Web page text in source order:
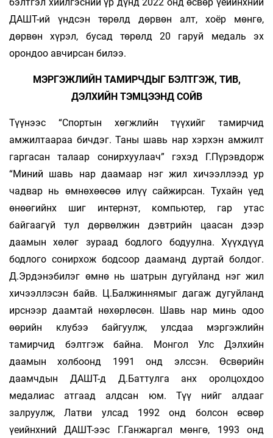
ДАШТ-ий үндсэн төрөлд дөрвөн алт, хоёр мөнгө,
дөрвөн хүрэл, бусад төрөлд 20 гаруй медаль эх
орондоо авчирсан билээ.
МЭРГЭЖЛИЙН ТАМИРЧДЫГ БЭЛТГЭЖ, ТИВ,
ДЭЛХИЙН ТЭМЦЭЭНД СОЙВ
Түүнээс “Спортын хөгжлийн түүхийг тамирчид
амжилтаараа бичдэг. Таны шавь нар хэрхэн амжилт
гаргасан талаар сонирхуулаач” гэхэд Г.Пүрэвдорж
“Миний шавь нар даамаар нэг жил хичээллээд ур
чадвар нь өмнөхөөсөө илүү сайжирсан. Тухайн үед
өнөөгийнх шиг интернэт, компьютер, гар утас
байгаагүй тул дөрвөлжин дэвтрийн цаасан дээр
даамын хөлөг зураад бодлого бодуулна. Хүүхдүүд
бодлого сонирхож бодсоор дааманд дуртай болдог.
Д.Эрдэнэбилэг өмнө нь шатрын дугуйланд нэг жил
хичээллэсэн байв. Ц.Балжиннямыг дагаж дугуйланд
ирснээр даамтай нөхөрлөсөн. Шавь нар минь одоо
өөрийн клубээ байгуулж, улсдаа мэргэжлийн
тамирчид бэлтгэж байна. Монгол Улс Дэлхийн
даамын холбоонд 1991 онд элссэн. Өсвөрийн
даамчдын ДАШТ-д Д.Баттулга анх орол­цохдоо
медалиас атгаад алдсан юм. Түү­ нийг алдааг
залруулж, Латви улсад 1992 онд болсон өсвөр
үеийнхний ДАШТ-ээс Г.Ганжаргал мөнгө, 1993 онд